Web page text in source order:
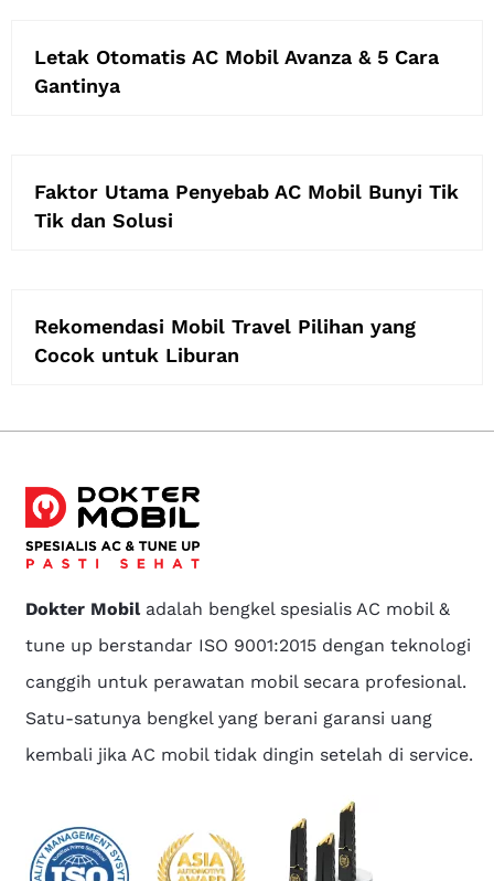
Letak Otomatis AC Mobil Avanza & 5 Cara
Gantinya
Faktor Utama Penyebab AC Mobil Bunyi Tik
Tik dan Solusi
Rekomendasi Mobil Travel Pilihan yang
Cocok untuk Liburan
Dokter Mobiladalah bengkel spesialis AC mobil &
tune up berstandar ISO 9001:2015 dengan teknologi
canggih untuk perawatan mobil secara profesional.
Satu-satunya bengkel yang berani garansi uang
kembali jika AC mobil tidak dingin setelah di service.